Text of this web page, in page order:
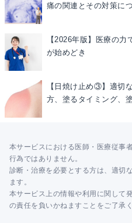
痛の関連とその対策に
【2026年版】医療の
が始めどき
【日焼け止め③】適切
方、塗るタイミング、
本サービスにおける医師・医療従事
行為ではありません。
診断・治療を必要とする方は、適切
ます。
本サービス上の情報や利用に関して
の責任を負いかねますことをご了承く